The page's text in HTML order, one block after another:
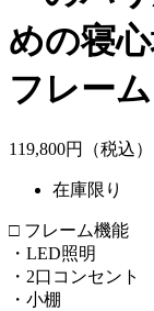
めの寝
フレー
119,800円（税込）
在庫限り
□ フレーム機能
・LED照明
・2口コンセント
・小棚